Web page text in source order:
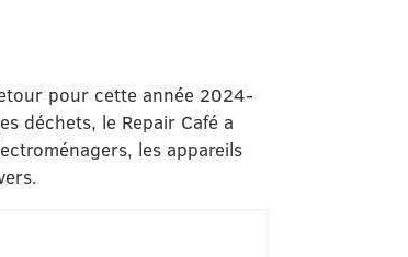
pour cette année 2024-
déchets, le Repair Café a
les appareils